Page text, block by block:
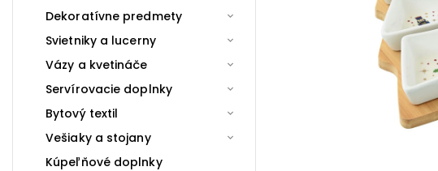
Dekoratívne predmety
Svietniky a lucerny
Vázy a kvetináče
Servírovacie doplnky
Bytový textil
Vešiaky a stojany
Kúpeľňové doplnky